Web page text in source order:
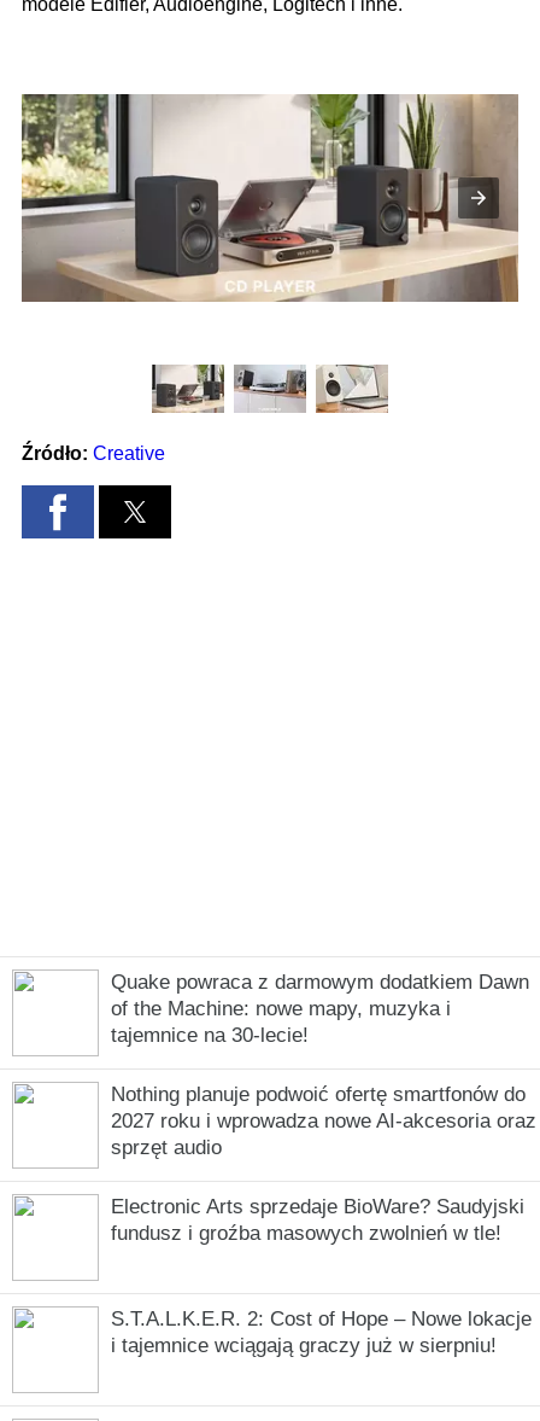
Quake powraca z darmowym dodatkiem Dawn
of the Machine: nowe mapy, muzyka i
tajemnice na 30-lecie!
Nothing planuje podwoić ofertę smartfonów do
2027 roku i wprowadza nowe AI-akcesoria oraz
sprzęt audio
Electronic Arts sprzedaje BioWare? Saudyjski
fundusz i groźba masowych zwolnień w tle!
S.T.A.L.K.E.R. 2: Cost of Hope – Nowe lokacje
i tajemnice wciągają graczy już w sierpniu!